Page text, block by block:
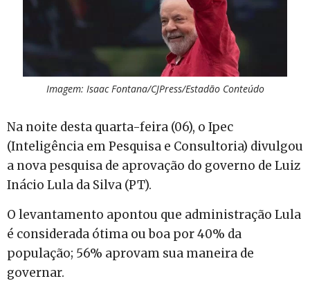
Imagem: Isaac Fontana/CJPress/Estadão Conteúdo
Na noite desta quarta-feira (06), o Ipec
(Inteligência em Pesquisa e Consultoria) divulgou
a nova pesquisa de aprovação do governo de Luiz
Inácio Lula da Silva (PT).
O levantamento apontou que administração Lula
é considerada ótima ou boa por 40% da
população; 56% aprovam sua maneira de
governar.